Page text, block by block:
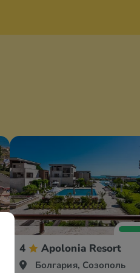
4 Apolonia Resort
Болгария, Созополь